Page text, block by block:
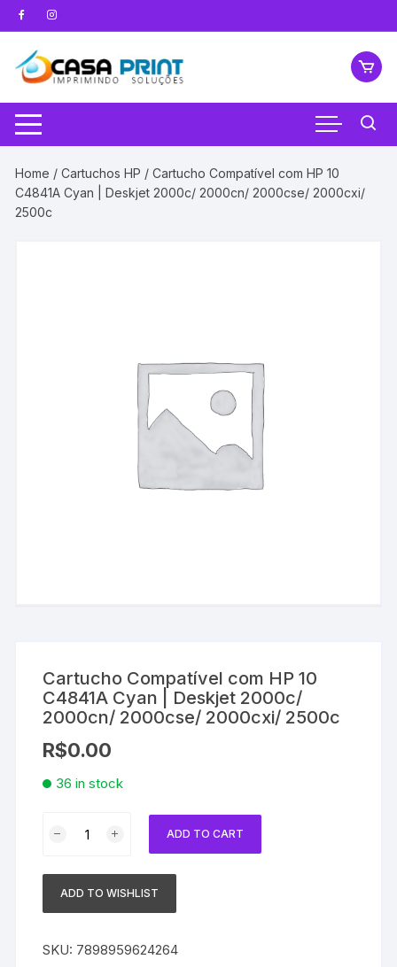
Pular
para
conteúdo
Home /Cartuchos HP / Cartucho Compatível com HP 10
C4841A Cyan | Deskjet 2000c/ 2000cn/ 2000cse/ 2000cxi/
2500c
Cartucho Compatível com HP 10
C4841A Cyan | Deskjet 2000c/
2000cn/ 2000cse/ 2000cxi/ 2500c
R$0.00
36 in stock
Compatível
Cyan
ADD TO CART
ADD TO WISHLIST
SKU: 7898959624264